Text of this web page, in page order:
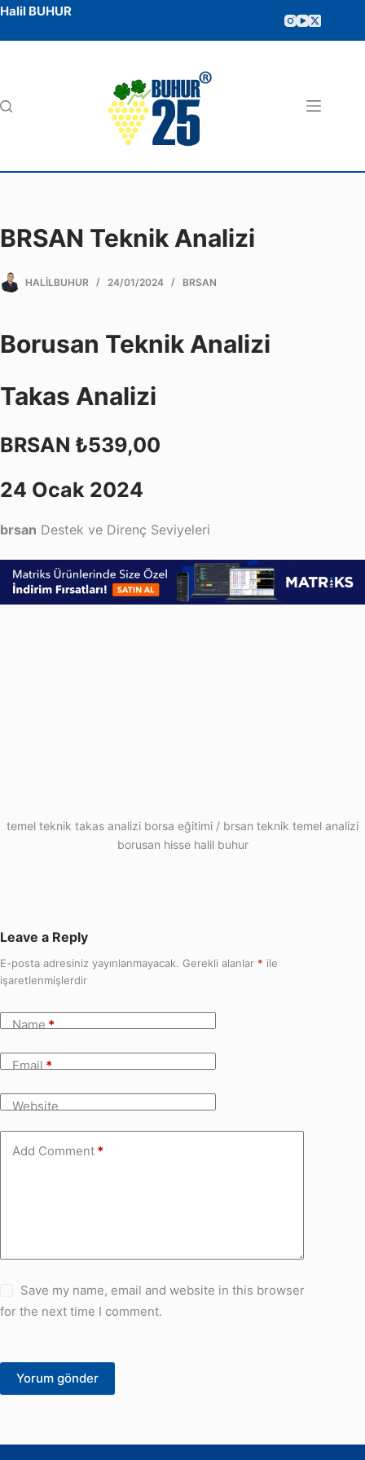
Halil BUHUR
BRSAN Teknik Analizi
HALILBUHUR 24/01/2024 BRSAN
Borusan Teknik Analizi
Takas Analizi
BRSAN ₺539,00
24 Ocak 2024
brsan Destek ve Direnç Seviyeleri
temel teknik takas analizi borsa eğitimi / brsan teknik temel analizi
borusan hisse halil buhur
Leave a Reply
E-posta adresiniz yayınlanmayacak. Gerekli alanlar * ile
işaretlenmişlerdir
Name*
Email*
Website
Add Comment *
Save my name, email and website in this browser
for the next time I comment.
Yorum gönder